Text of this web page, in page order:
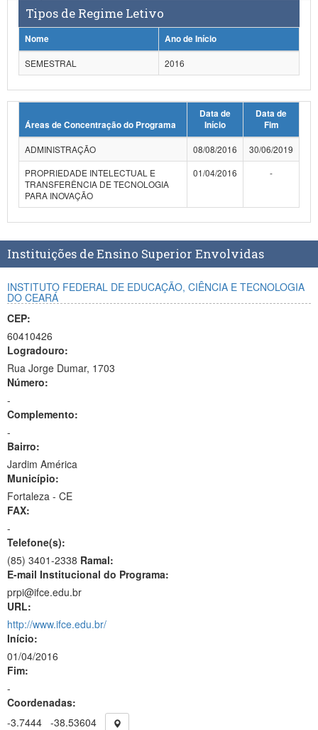
Banco Central do Brasil
Planalto
Tipos de Regime Letivo
Nome
Ano de Início
SEMESTRAL
2016
Áreas de Concentração do Programa
Data de
Início
Data de
Fim
ADMINISTRAÇÃO
08/08/2016
30/06/2019
PROPRIEDADE INTELECTUAL E
TRANSFERÊNCIA DE TECNOLOGIA
PARA INOVAÇÃO
01/04/2016 -
Instituições de Ensino Superior Envolvidas
INSTITUTO FEDERAL DE EDUCAÇÃO, CIÊNCIA E TECNOLOGIA
DO CEARÁ
CEP:
60410426
Logradouro:
Rua Jorge Dumar, 1703
Número:
-
Complemento:
-
Bairro:
Jardim América
Município:
Fortaleza - CE
FAX:
-
Telefone(s):
(85) 3401-2338 Ramal:
E-mail Institucional do Programa:
prpi@ifce.edu.br
URL:
http://www.ifce.edu.br/
Início:
01/04/2016
Fim:
-
Coordenadas:
-3.7444 -38.53604